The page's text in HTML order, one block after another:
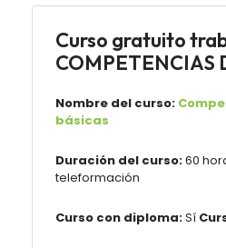
Curso gratuito
COMPETENCIAS
Nombre del curso:
básicas
Duración del curso:60
teleformación
Curso con diploma:Sí